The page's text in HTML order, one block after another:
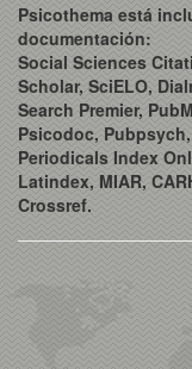
Psicothema está
documentación:
Social Sciences
Scholar, SciELO,
Search Premier,
Psicodoc,
Periodicals Index
Latindex, MIAR,
Crossref.